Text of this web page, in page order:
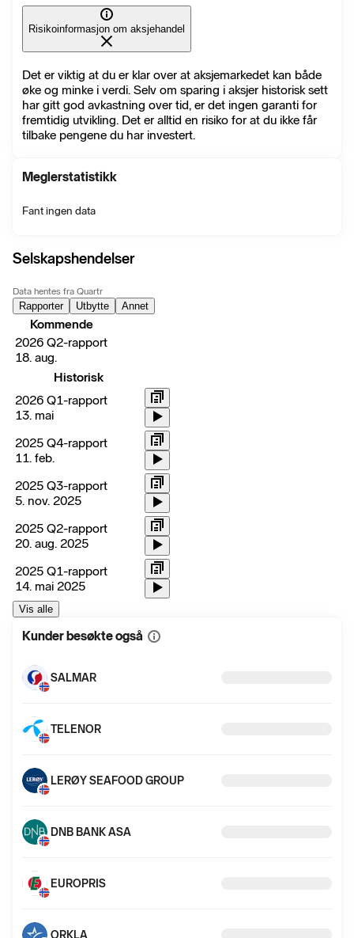
Risikoinformasjon om aksjehandel
Det er viktig at du er klar over at aksjemarkedet kan både
øke og minke i verdi. Selv om sparing i aksjer historisk sett
har gitt god avkastning over tid, er det ingen garanti for
fremtidig utvikling. Det er alltid en risiko for at du ikke får
tilbake pengene du har investert.
Meglerstatistikk
Fant ingen data
Selskapshendelser
Data hentes fra Quartr
Rapporter Utbytte Annet
Kommende
2026 Q2-rapport
18. aug.
Historisk
2026 Q1-rapport
13. mai
2025 Q4-rapport
11. feb.
2025 Q3-rapport
5. nov. 2025
2025 Q2-rapport
20. aug. 2025
2025 Q1-rapport
14. mai 2025
Vis alle
Kunder besøkte også Vis
SALMAR
TELENOR
LERØY SEAFOOD GROUP
DNB BANK ASA
EUROPRIS
ORKLA